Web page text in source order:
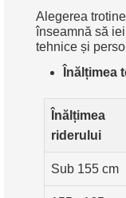
Alegerea
înseamnă să
tehnice și
Înălțimea
Înălțimea
riderului
Sub 155 cm